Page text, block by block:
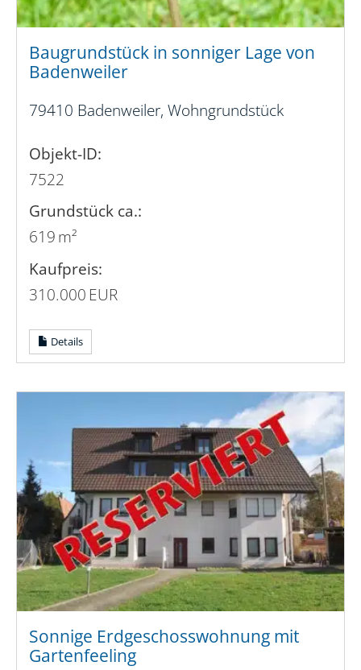
Baugrundstück in sonniger Lage von
Badenweiler
79410 Badenweiler, Wohngrundstück
Objekt-ID:
7522
Grund­stück ca.:
619 m²
Kaufpreis:
310.000 EUR
Details
Sonnige Erdgeschosswohnung mit
Gartenfeeling